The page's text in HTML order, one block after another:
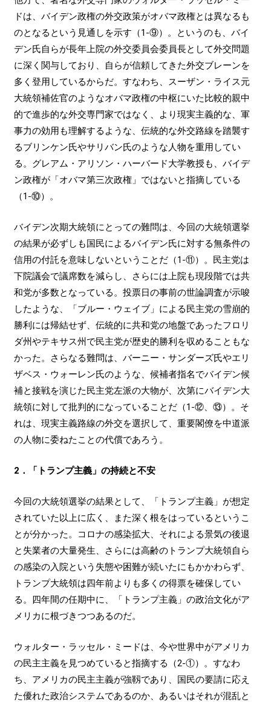
ドは、バイデン政権の外交政策がオバマ政権とは異なるも
のとなるという見通しを示す（1-⑨）。というのも、バイ
デン氏自らが長年上院の外交委員会委員長として外交問題
に深く関与しており、自らが信頼してきた外交ブレーンを
多く登用しているからだ。すなわち、スーザン・ライス元
大統領補佐官のようなオバマ政権の中枢にいた比較的親中
的で進歩的な外交専門家ではなく、より現実主義的な、軍
事力の効用も理解するような、伝統的な外交路線を踏襲す
るブリンケン氏やサリバン氏のような人物を重用してい
る。グレアム・アリソン・ハーバード大学教授も、バイデ
ン政権が「オバマ第三次政権」ではないと指摘している
（1-⑩）。
バイデン次期大統領にとっての難問は、今回の大統領選挙
の結果が必ずしも国民によるバイデン氏に対する無条件の
信用の付託を意味しないということだ（1-⑪）。民主党は
下院議会で議席数を減らし、さらには上院も現段階では共
和党が多数となっている。投票日の事前の世論調査が示唆
したような、「ブルー・ウェイブ」による民主党の雪崩的
勝利には帰結せず、伝統的に共和党の地盤であったフロリ
ダ州やテキサス州で民主党が歴史的勝利を収めることもな
かった。さらなる難問は、バーニー・サンダーズ氏やエリ
ザベス・ウォーレン氏のような、候補者指名でバイデン候
補と接戦を演じた民主党左派の大物が、次第にバイデン大
統領に対して批判的になっていることだ（1-⑫、⑬）。そ
れは、現実主義路線の外交を選択して、重要閣僚を中道派
の人物に委ねたことの代償であろう。
2．「トランプ主義」の持続と不安
今回の大統領選挙の結果として、「トランプ主義」が想定
されていた以上に広く、また深く根をはっているというこ
とが分かった。コロナの感染拡大、それによる景気の後退
と失業者の大量発生、さらには高齢のトランプ大統領自ら
の感染の入院という失態や困難が続いたにもかかわらず、
トランプ大統領は四年前よりも多くの得票を確保してい
る。四年間の任期中に、「トランプ主義」の政治文化がア
メリカに根づきつつあるのだ。
ウォルター・ラッセル・ミードは、今や世界中がアメリカ
の民主主義を見つめていると指摘する（2-①）。すなわ
ち、アメリカの民主主義が強靱であり、国民の要請に応え
た優れた政治システムであるのか、あるいはそれが混乱と